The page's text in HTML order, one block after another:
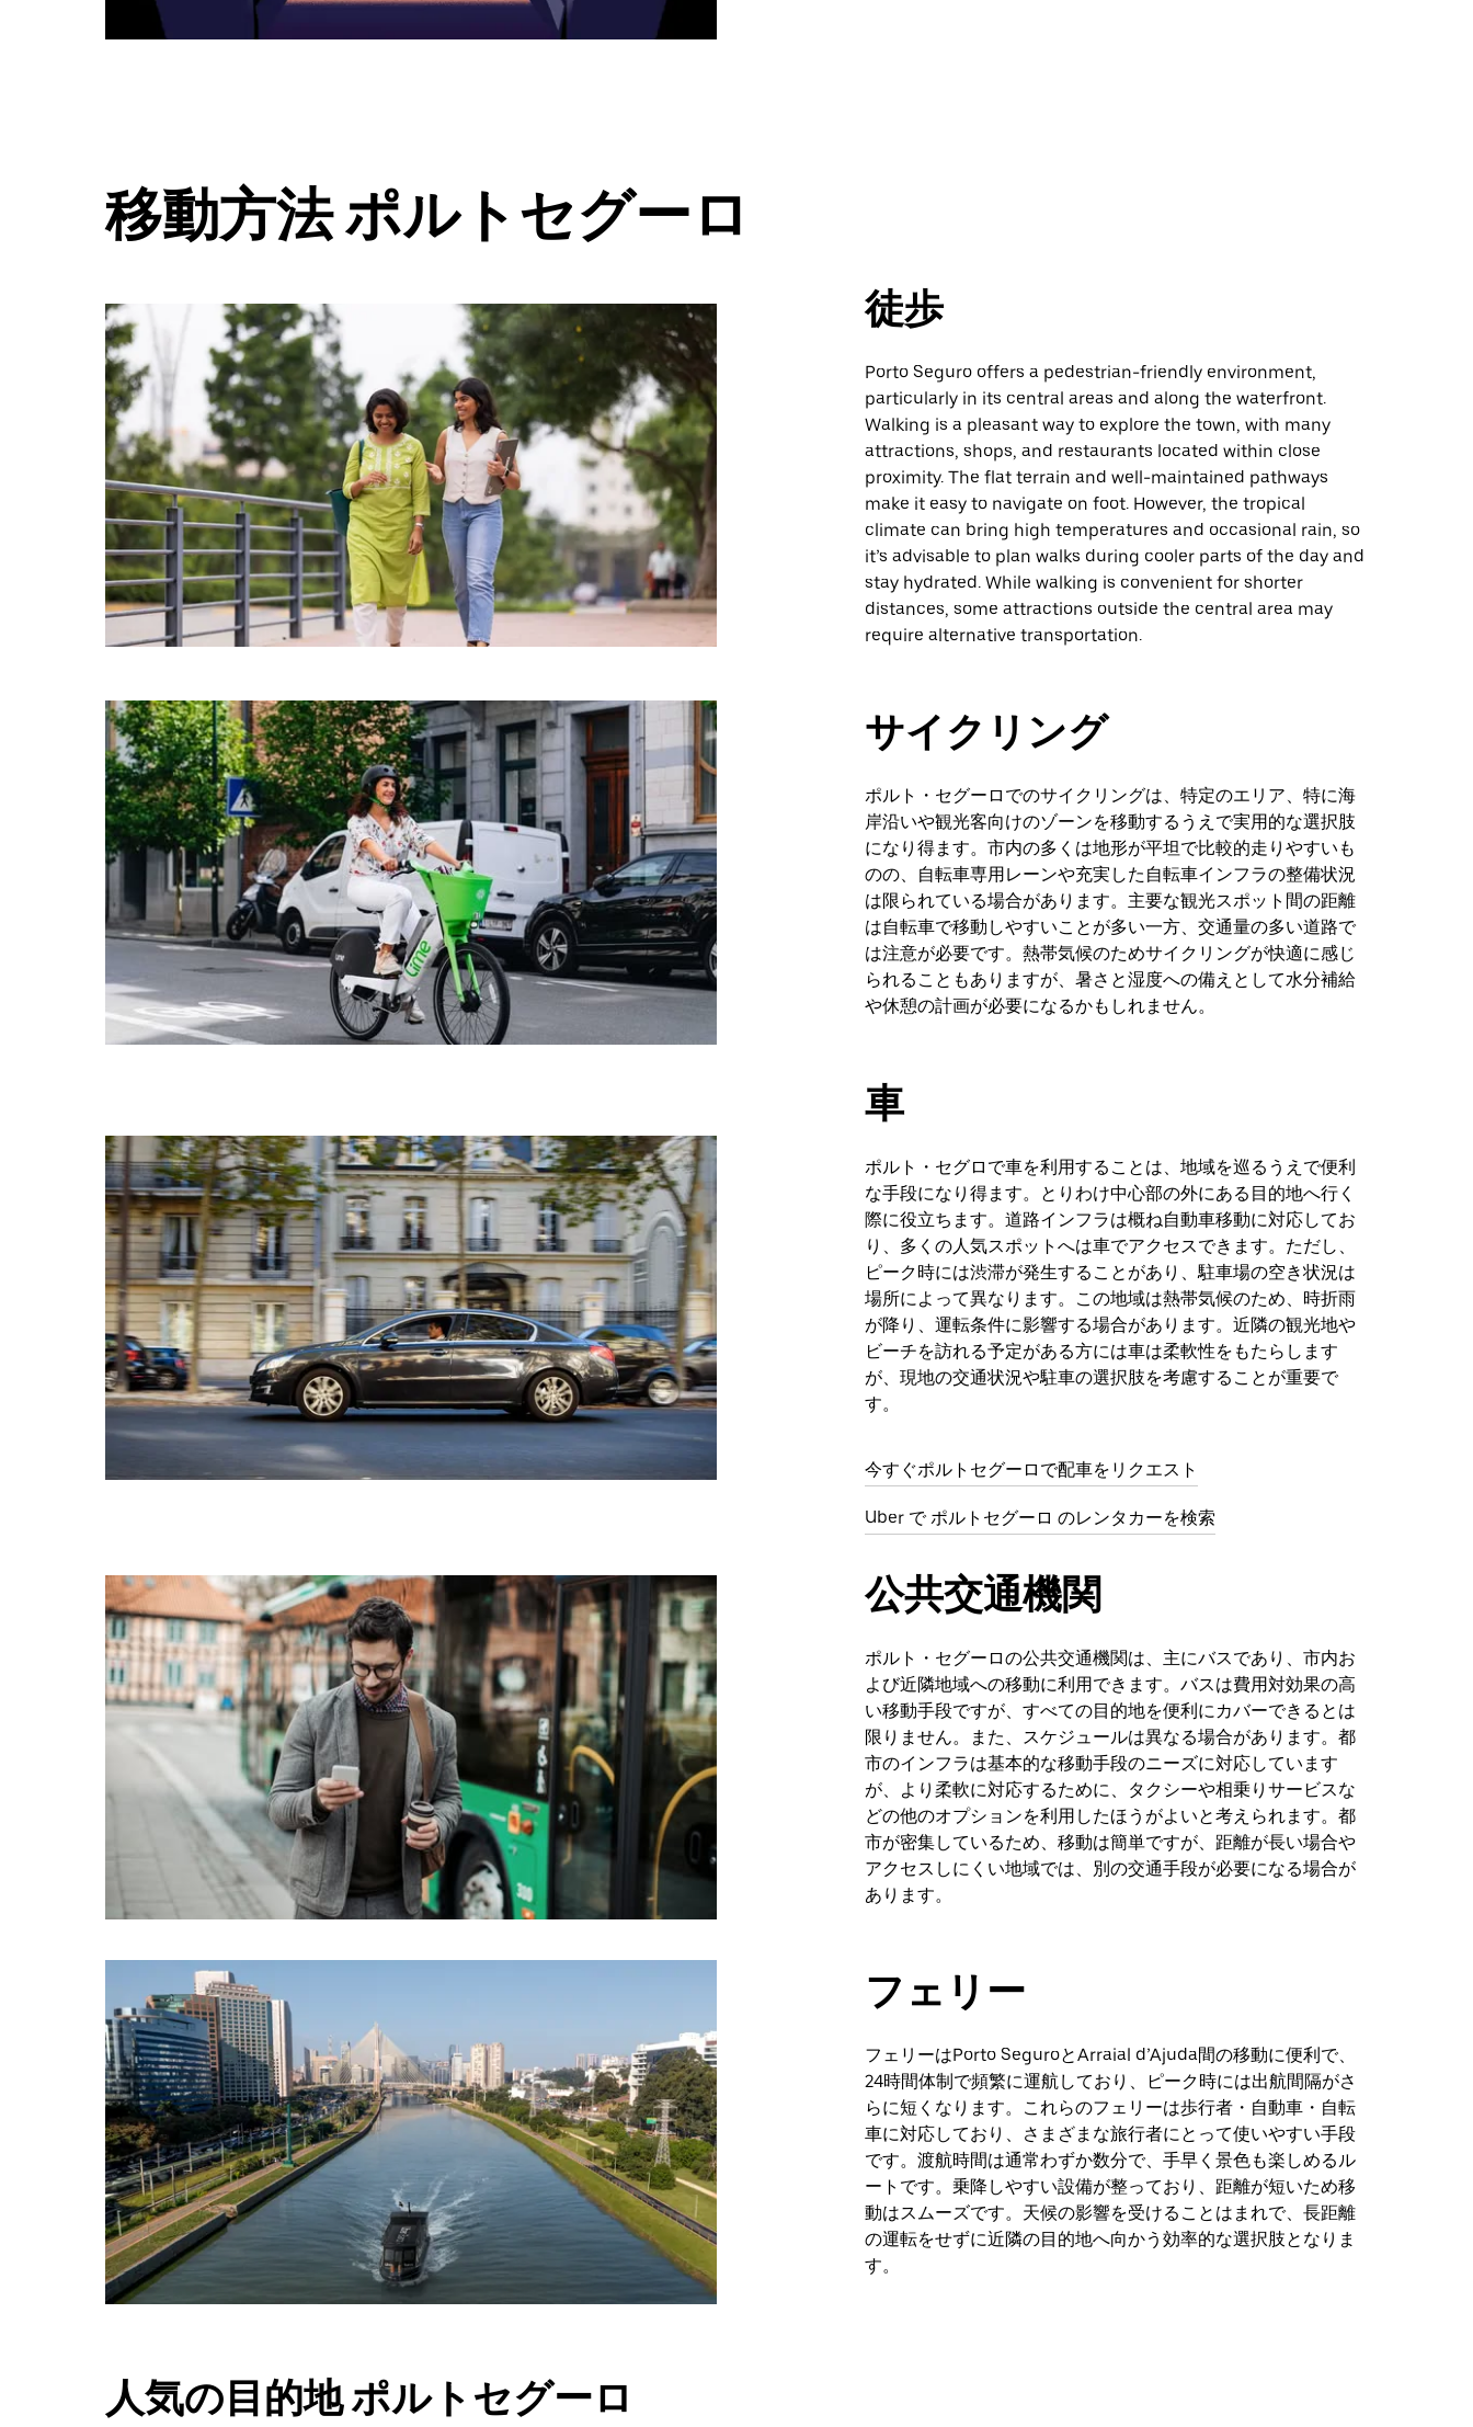
を
移動方法 ポルトセグーロ
徒歩
Porto Seguro offers a pedestrian-friendly environment,
particularly in its central areas and along the waterfront.
Walking is a pleasant way to explore the town, with many
attractions, shops, and restaurants located within close
proximity. The flat terrain and well-maintained pathways
make it easy to navigate on foot. However, the tropical
climate can bring high temperatures and occasional rain, so
it’s advisable to plan walks during cooler parts of the day and
stay hydrated. While walking is convenient for shorter
distances, some attractions outside the central area may
require alternative transportation.
サイクリング
ポルト・セグーロでのサイクリングは、特定のエリア、特に海
岸沿いや観光客向けのゾーンを移動するうえで実用的な選択肢
になり得ます。市内の多くは地形が平坦で比較的走りやすいも
のの、自転車専用レーンや充実した自転車インフラの整備状況
は限られている場合があります。主要な観光スポット間の距離
は自転車で移動しやすいことが多い一方、交通量の多い道路で
は注意が必要です。熱帯気候のためサイクリングが快適に感じ
られることもありますが、暑さと湿度への備えとして水分補給
や休憩の計画が必要になるかもしれません。
車
ポルト・セグロで車を利用することは、地域を巡るうえで便利
な手段になり得ます。とりわけ中心部の外にある目的地へ行く
際に役立ちます。道路インフラは概ね自動車移動に対応してお
り、多くの人気スポットへは車でアクセスできます。ただし、
ピーク時には渋滞が発生することがあり、駐車場の空き状況は
場所によって異なります。この地域は熱帯気候のため、時折雨
が降り、運転条件に影響する場合があります。近隣の観光地や
ビーチを訪れる予定がある方には車は柔軟性をもたらします
が、現地の交通状況や駐車の選択肢を考慮することが重要で
す。
今すぐポルトセグーロで配車をリクエスト
Uber で ポルトセグーロ のレンタカーを検索
公共交通機関
ポルト・セグーロの公共交通機関は、主にバスであり、市内お
よび近隣地域への移動に利用できます。バスは費用対効果の高
い移動手段ですが、すべての目的地を便利にカバーできるとは
限りません。また、スケジュールは異なる場合があります。都
市のインフラは基本的な移動手段のニーズに対応しています
が、より柔軟に対応するために、タクシーや相乗りサービスな
どの他のオプションを利用したほうがよいと考えられます。都
市が密集しているため、移動は簡単ですが、距離が長い場合や
アクセスしにくい地域では、別の交通手段が必要になる場合が
あります。
フェリー
フェリーはPorto SeguroとArraial d’Ajuda間の移動に便利で、
24時間体制で頻繁に運航しており、ピーク時には出航間隔がさ
らに短くなります。これらのフェリーは歩行者・自動車・自転
車に対応しており、さまざまな旅行者にとって使いやすい手段
です。渡航時間は通常わずか数分で、手早く景色も楽しめるル
ートです。乗降しやすい設備が整っており、距離が短いため移
動はスムーズです。天候の影響を受けることはまれで、長距離
の運転をせずに近隣の目的地へ向かう効率的な選択肢となりま
す。
人気の目的地 ポルトセグーロ